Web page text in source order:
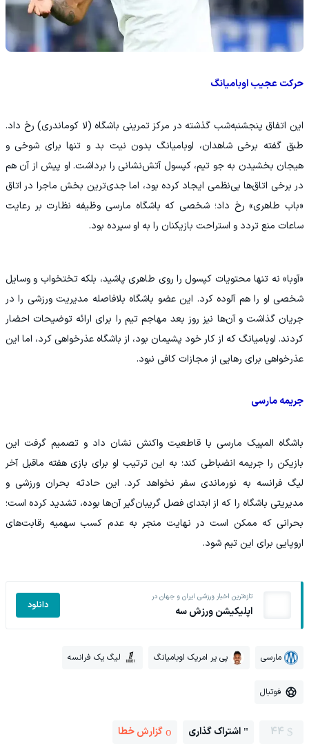
حرکت عجیب اوبامیانگ
این اتفاق پنجشنبه‌شب گذشته در مرکز تمرینی باشگاه (لا کوماندری) رخ داد.
طبق گفته برخی شاهدان، اوبامیانگ بدون نیت بد و تنها برای شوخی و
هیجان بخشیدن به جو تیم، کپسول آتش‌نشانی را برداشت. او پیش از آن هم
در برخی اتاق‌ها بی‌نظمی ایجاد کرده بود، اما جدی‌ترین بخش ماجرا در اتاق
«باب طاهری» رخ داد؛ شخصی که باشگاه مارسی وظیفه نظارت بر رعایت
ساعات منع تردد و استراحت بازیکنان را به او سپرده بود.
«آوبا» نه تنها محتویات کپسول را روی طاهری پاشید، بلکه تختخواب و وسایل
شخصی او را هم آلوده کرد. این عضو باشگاه بلافاصله مدیریت ورزشی را در
جریان گذاشت و آن‌ها نیز روز بعد مهاجم تیم را برای ارائه توضیحات احضار
کردند. اوبامیانگ که از کار خود پشیمان بود، از باشگاه عذرخواهی کرد، اما این
عذرخواهی برای رهایی از مجازات کافی نبود.
جریمه مارسی
باشگاه المپیک مارسی با قاطعیت واکنش نشان داد و تصمیم گرفت این
بازیکن را جریمه انضباطی کند؛ به این ترتیب او برای بازی هفته ماقبل آخر
لیگ فرانسه به نورماندی سفر نخواهد کرد. این حادثه بحران ورزشی و
مدیریتی باشگاه را که از ابتدای فصل گریبان‌گیر آن‌ها بوده، تشدید کرده است؛
بحرانی که ممکن است در نهایت منجر به عدم کسب سهمیه رقابت‌های
اروپایی برای این تیم شود.
تازه‌ترین اخبار ورزشی ایران و جهان در
اپلیکیشن ورزش سه دانلود
مارسی پی یر امریك اوبامیانگ لیگ یک فرانسه
فوتبال
44 اشتراک گذاری گزارش خطا